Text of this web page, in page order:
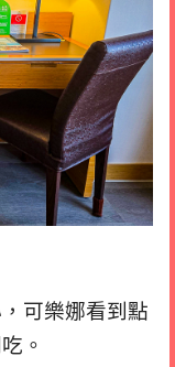
可樂娜看到點
。